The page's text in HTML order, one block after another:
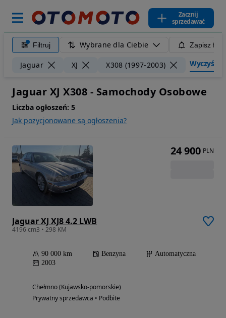
Zacznij
sprzedawać
Filtruj Wybrane dla Ciebie Zapisz
Jaguar XJ X308 (1997-2003) Wyczyść
Jaguar XJ X308 - Samochody Osobowe
Liczba ogłoszeń: 5
Jak pozycjonowane są ogłoszenia?
Jaguar XJ XJ8 4.2 LWB
4196 cm3 • 298 KM
90 000 km Benzyna
Automatyczna
2003
Chełmno (Kujawsko-pomorskie)
Prywatny sprzedawca • Podbite
24 900 PLN